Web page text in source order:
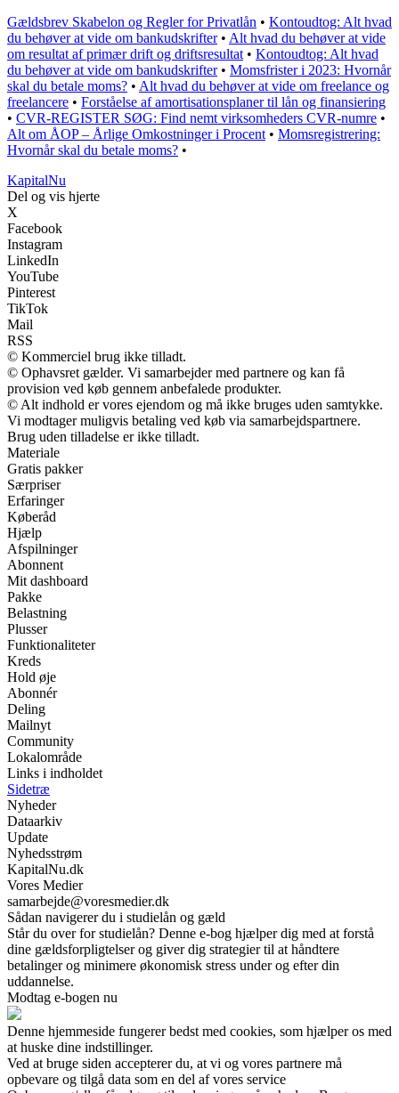
Gældsbrev Skabelon og Regler for Privatlån • Kontoudtog: Alt hvad
du behøver at vide om bankudskrifter• Alt hvad du behøver at vide
om resultat af primær drift og driftsresultat • Kontoudtog: Alt hvad
du behøver at vide om bankudskrifter• Momsfrister i 2023: Hvornår
skal du betale moms? • Alt hvad du behøver at vide om freelance og
freelancere • Forståelse af amortisationsplaner til lån og finansiering
• CVR-REGISTER SØG: Find nemt virksomheders CVR-numre •
Alt om ÅOP – Årlige Omkostninger i Procent • Momsregistrering:
Hvornår skal du betale moms? •
KapitalNu
Del og vis hjerte
X
Facebook
Instagram
LinkedIn
YouTube
Pinterest
TikTok
Mail
RSS
© Kommerciel brug ikke tilladt.
© Ophavsret gælder. Vi samarbejder med partnere og kan få
provision ved køb gennem anbefalede produkter.
© Alt indhold er vores ejendom og må ikke bruges uden samtykke.
Vi modtager muligvis betaling ved køb via samarbejdspartnere.
Brug uden tilladelse er ikke tilladt.
Materiale
Gratis pakker
Særpriser
Erfaringer
Køberåd
Hjælp
Afspilninger
Abonnent
Mit dashboard
Pakke
Belastning
Plusser
Funktionaliteter
Kreds
Hold øje
Abonnér
Deling
Mailnyt
Community
Lokalområde
Links i indholdet
Sidetræ
Nyheder
Dataarkiv
Update
Nyhedsstrøm
KapitalNu.dk
Vores Medier
samarbejde@voresmedier.dk
Sådan navigerer du i studielån og gæld
Står du over for studielån? Denne e-bog hjælper dig med at forstå
dine gældsforpligtelser og giver dig strategier til at håndtere
betalinger og minimere økonomisk stress under og efter din
uddannelse.
Modtag e-bogen nu
Denne hjemmeside fungerer bedst med cookies, som hjælper os med
at huske dine indstillinger.
Ved at bruge siden accepterer du, at vi og vores partnere må
opbevare og tilgå data som en del af vores service